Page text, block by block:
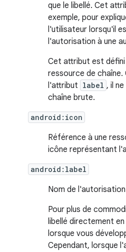
que le libellé. Cet
exemple, pour
l'utilisateur lorsqu'il
l'autorisation à une
Cet attribut est
ressource de
l'attribut label , il
chaîne brute.
android:icon
Référence à une
icône représentant
android:label
Nom de
Pour plus de
libellé directement
lorsque vous
Cependant, lorsque